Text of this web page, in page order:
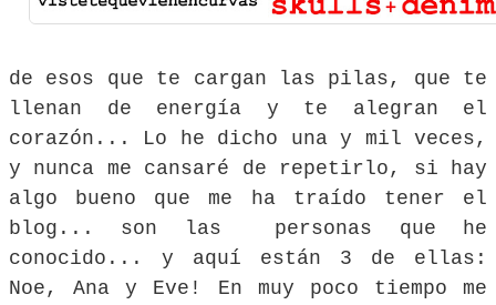
de esos que te cargan las pilas, que te
llenan de energía y te alegran el
corazón... Lo he dicho una y mil veces,
y nunca me cansaré de repetirlo, si hay
algo bueno que me ha traído tener el
blog... son las personas que he
conocido... y aquí están 3 de ellas:
Noe, Ana y Eve! En muy poco tiempo me